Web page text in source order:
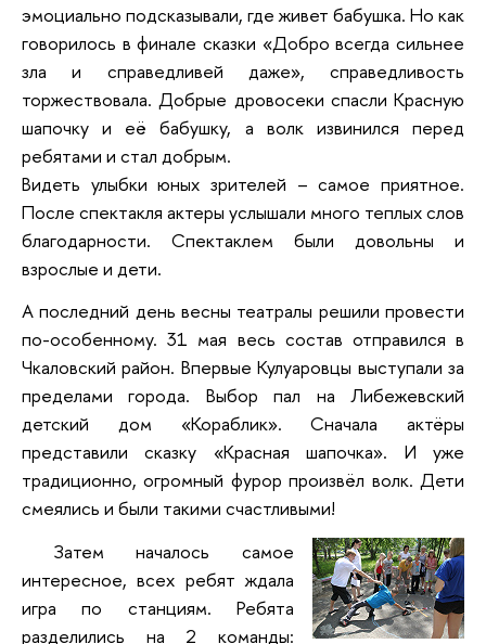
эмоциально подсказывали, где живет бабушка. Но как
говорилось в финале сказки «Добро всегда сильнее
зла и справедливей даже», справедливость
торжествовала. Добрые дровосеки спасли Красную
шапочку и её бабушку, а волк извинился перед
ребятами и стал добрым.
Видеть улыбки юных зрителей – самое приятное.
После спектакля актеры услышали много теплых слов
благодарности. Спектаклем были довольны и
взрослые и дети.
А последний день весны театралы решили провести
по-особенному. 31 мая весь состав отправился в
Чкаловский район. Впервые Кулуаровцы выступали за
пределами города. Выбор пал на Либежевский
детский дом «Кораблик». Сначала актёры
представили сказку «Красная шапочка». И уже
традиционно, огромный фурор произвёл волк. Дети
смеялись и были такими счастливыми!
Затем началось самое
интересное, всех ребят ждала
игра по станциям. Ребята
разделились на 2 команды: